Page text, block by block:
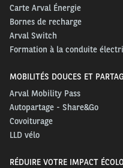
Carte Arval Énergie
Bornes de recharge
Arval Switch
Formation à la conduite
MOBILITÉS DOUCES ET
Arval Mobility Pass
Autopartage - Share&Go
Covoiturage
LLD vélo
RÉDUIRE VOTRE IMPACT